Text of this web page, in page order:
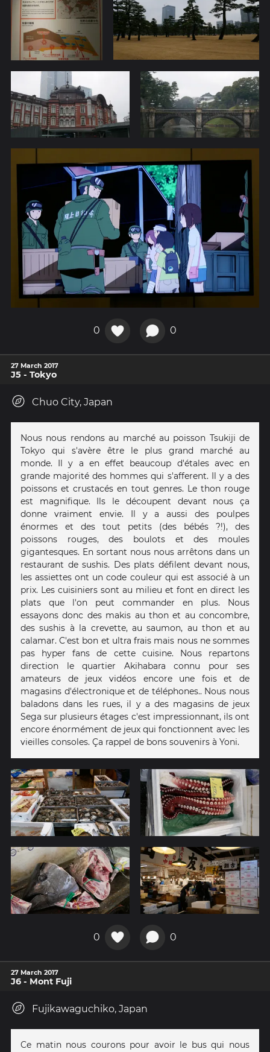
0 0
27 March 2017
J5 - Tokyo
Chuo City, Japan
Nous nous rendons au marché au poisson Tsukiji de
Tokyo qui s'avère être le plus grand marché au
monde. Il y a en effet beaucoup d'étales avec en
grande majorité des hommes qui s'afferent. Il y a des
poissons et crustacés en tout genres. Le thon rouge
est magnifique. Ils le découpent devant nous ça
donne vraiment envie. Il y a aussi des poulpes
énormes et des tout petits (des bébés ?!), des
poissons rouges, des boulots et des moules
gigantesques. En sortant nous nous arrêtons dans un
restaurant de sushis. Des plats défilent devant nous,
les assiettes ont un code couleur qui est associé à un
prix. Les cuisiniers sont au milieu et font en direct les
plats que l'on peut commander en plus. Nous
essayons donc des makis au thon et au concombre,
des sushis à la crevette, au saumon, au thon et au
calamar. C'est bon et ultra frais mais nous ne sommes
pas hyper fans de cette cuisine. Nous repartons
direction le quartier Akihabara connu pour ses
amateurs de jeux vidéos encore une fois et de
magasins d'électronique et de téléphones.. Nous nous
baladons dans les rues, il y a des magasins de jeux
Sega sur plusieurs étages c'est impressionnant, ils ont
encore énormément de jeux qui fonctionnent avec les
vieilles consoles. Ça rappel de bons souvenirs à Yoni.
0 0
27 March 2017
J6 - Mont Fuji
Fujikawaguchiko, Japan
Ce matin nous courons pour avoir le bus qui nous